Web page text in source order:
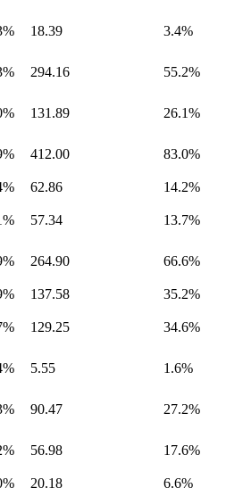
18.39 3.4%
294.16 55.2%
131.89 26.1%
412.00 83.0%
62.86 14.2%
57.34 13.7%
264.90 66.6%
137.58 35.2%
129.25 34.6%
5.55 1.6%
90.47 27.2%
56.98 17.6%
20.18 6.6%